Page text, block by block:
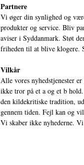
Partnere
Vi øger din synlighed og
produkter og service. Bliv
aviser i Syddanmark. Støt
friheden til at blive klogere.
Vilkår
Alle vores nyhedstjenester
ikke tror på et a og et b
den kildekritiske tradition,
gennem tiden. Fejl kan og
Vi skaber ikke nyhederne.